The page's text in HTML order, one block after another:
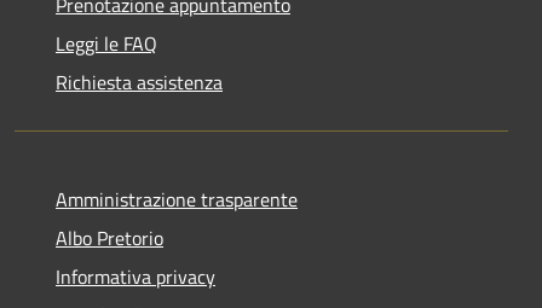
Leggi le FAQ
Richiesta assistenza
Amministrazione trasparente
Albo Pretorio
Informativa privacy